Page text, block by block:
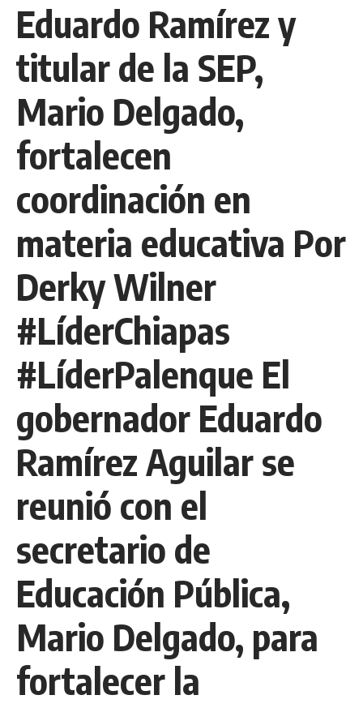
Eduardo Ramírez y
titular de la SEP,
Mario Delgado,
fortalecen
coordinación en
materia educativa Por
Derky Wilner
#LíderChiapas
#LíderPalenque El
gobernador Eduardo
Ramírez Aguilar se
reunió con el
secretario de
Educación Pública,
Mario Delgado, para
fortalecer la